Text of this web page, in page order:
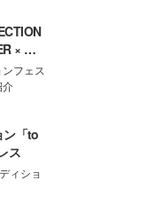
× モ
フェス
介
「to
ス
ィショ